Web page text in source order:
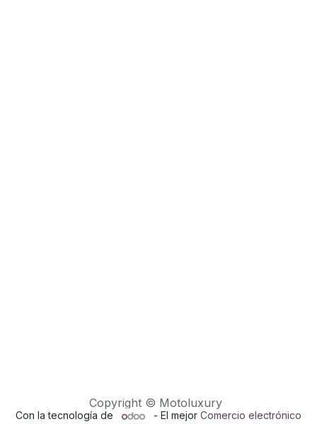
Copyright © Motoluxury
Con la tecnología de - El mejor Comercio electrónico